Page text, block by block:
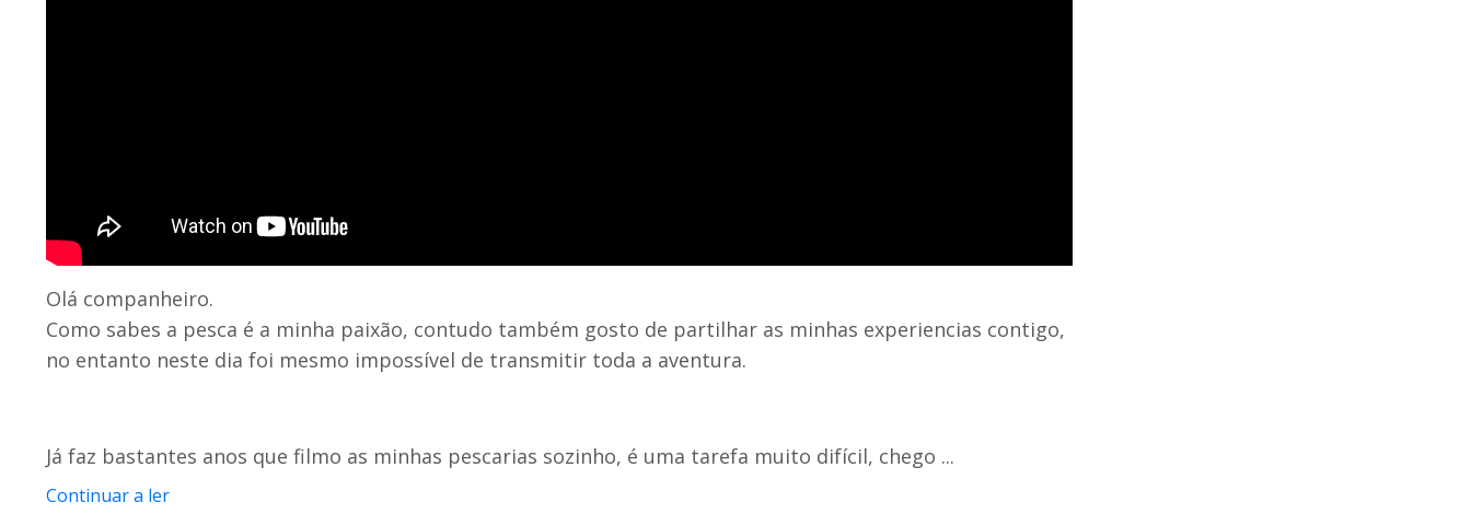
Olá companheiro.
Como sabes a pesca é a minha paixão, contudo também gosto de partilhar as minhas experiencias contigo,
no entanto neste dia foi mesmo impossível de transmitir toda a aventura.
Já faz bastantes anos que filmo as minhas pescarias sozinho, é uma tarefa muito difícil, chego ...
Continuar a ler